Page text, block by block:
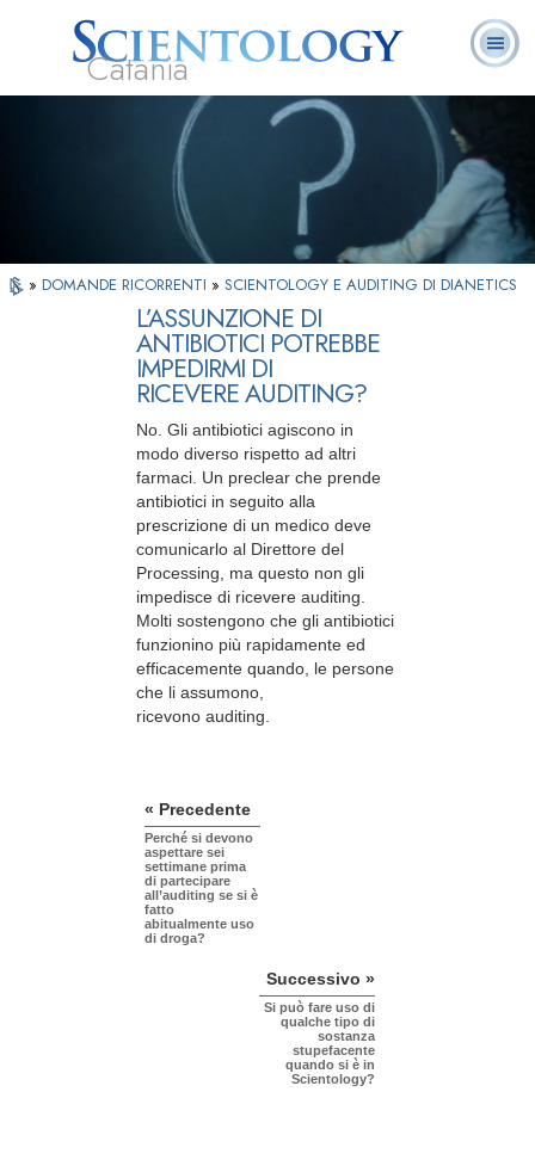
Catania
Che cos’è
Scientology?
Ministri
Volontari
Domande
ricorrenti
» DOMANDE RICORRENTI » SCIENTOLOGY E AUDITING DI DIANETICS
L’ASSUNZIONE DI
ANTIBIOTICI POTREBBE
IMPEDIRMI DI
RICEVERE AUDITING?
No. Gli antibiotici agiscono in
modo diverso rispetto ad altri
farmaci. Un preclear che prende
antibiotici in seguito alla
prescrizione di un medico deve
comunicarlo al Direttore del
Processing, ma questo non gli
impedisce di ricevere auditing.
Molti sostengono che gli antibiotici
funzionino più rapidamente ed
efficacemente quando, le persone
che li assumono,
ricevono auditing.
« Precedente
Perché si devono
aspettare sei
settimane prima
di partecipare
all’auditing se si è
fatto
abitualmente uso
di droga?
Successivo »
Si può fare uso di
qualche tipo di
sostanza
stupefacente
quando si è in
Scientology?